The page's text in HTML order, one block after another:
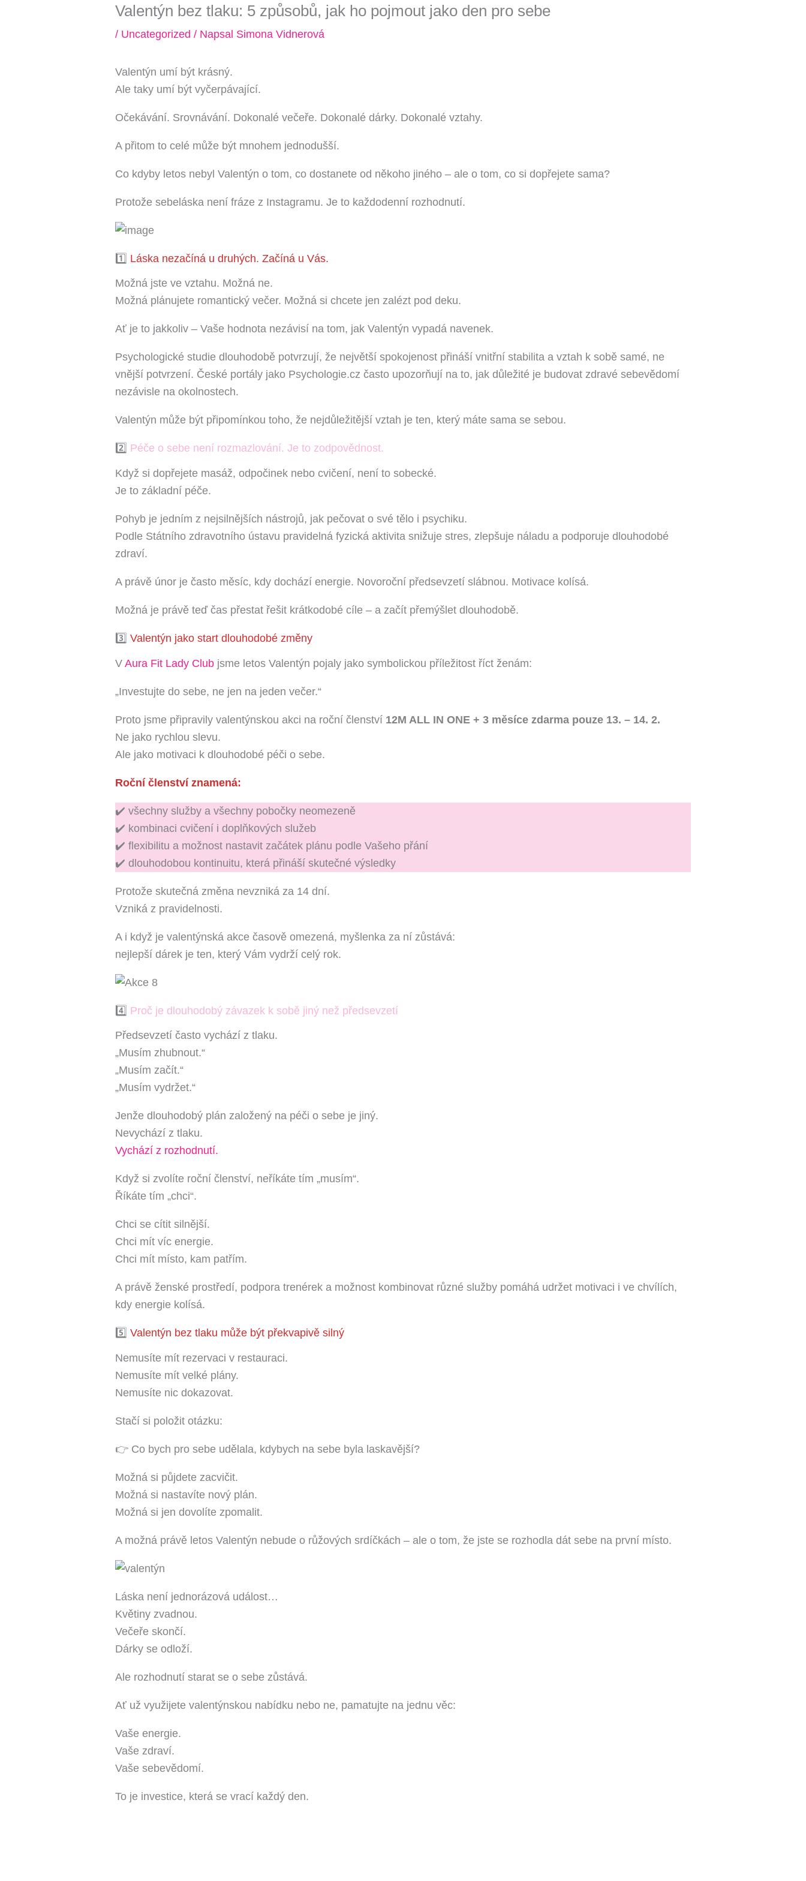
Valentýn bez tlaku: 5 způsobů, jak ho pojmout jako den pro sebe
/Uncategorized/ NapsalSimona Vidnerová
Valentýn umí být krásný.
Ale taky umí být vyčerpávající.
Očekávání. Srovnávání. Dokonalé večeře. Dokonalé dárky. Dokonalé vztahy.
A přitom to celé může být mnohem jednodušší.
Co kdyby letos nebyl Valentýn o tom, co dostanete od někoho jiného – ale o tom, co si dopřejete sama?
Protože sebeláska není fráze z Instagramu. Je to každodenní rozhodnutí.
1️⃣ Láska nezačíná u druhých. Začíná u Vás.
Možná jste ve vztahu. Možná ne.
Možná plánujete romantický večer. Možná si chcete jen zalézt pod deku.
Ať je to jakkoliv – Vaše hodnota nezávisí na tom, jak Valentýn vypadá navenek.
Psychologické studie dlouhodobě potvrzují, že největší spokojenost přináší vnitřní stabilita a vztah k sobě samé, ne
vnější potvrzení. České portály jako Psychologie.cz často upozorňují na to, jak důležité je budovat zdravé sebevědomí
nezávisle na okolnostech.
Valentýn může být připomínkou toho, že nejdůležitější vztah je ten, který máte sama se sebou.
2️⃣ Péče o sebe není rozmazlování. Je to zodpovědnost.
Když si dopřejete masáž, odpočinek nebo cvičení, není to sobecké.
Je to základní péče.
Pohyb je jedním z nejsilnějších nástrojů, jak pečovat o své tělo i psychiku.
Podle Státního zdravotního ústavu pravidelná fyzická aktivita snižuje stres, zlepšuje náladu a podporuje dlouhodobé
zdraví.
A právě únor je často měsíc, kdy dochází energie. Novoroční předsevzetí slábnou. Motivace kolísá.
Možná je právě teď čas přestat řešit krátkodobé cíle – a začít přemýšlet dlouhodobě.
3️⃣ Valentýn jako start dlouhodobé změny
VAura Fit Lady Clubjsme letos Valentýn pojaly jako symbolickou příležitost říct ženám:
„Investujte do sebe, ne jen na jeden večer.“
Proto jsme připravily valentýnskou akci na roční členství12M ALL IN ONE + 3 měsíce zdarma pouze 13. – 14. 2.
Ne jako rychlou slevu.
Ale jako motivaci k dlouhodobé péči o sebe.
Roční členství znamená:
✔️ všechny služby a všechny pobočky neomezeně
✔️ kombinaci cvičení i doplňkových služeb
✔️ flexibilitu a možnost nastavit začátek plánu podle Vašeho přání
✔️ dlouhodobou kontinuitu, která přináší skutečné výsledky
Protože skutečná změna nevzniká za 14 dní.
Vzniká z pravidelnosti.
A i když je valentýnská akce časově omezená, myšlenka za ní zůstává:
nejlepší dárek je ten, který Vám vydrží celý rok.
4️⃣ Proč je dlouhodobý závazek k sobě jiný než předsevzetí
Předsevzetí často vychází z tlaku.
„Musím zhubnout.“
„Musím začít.“
„Musím vydržet.“
Jenže dlouhodobý plán založený na péči o sebe je jiný.
Nevychází z tlaku.
Vychází z rozhodnutí.
Když si zvolíte roční členství, neříkáte tím „musím“.
Říkáte tím „chci“.
Chci se cítit silnější.
Chci mít víc energie.
Chci mít místo, kam patřím.
A právě ženské prostředí, podpora trenérek a možnost kombinovat různé služby pomáhá udržet motivaci i ve chvílích,
kdy energie kolísá.
5️⃣ Valentýn bez tlaku může být překvapivě silný
Nemusíte mít rezervaci v restauraci.
Nemusíte mít velké plány.
Nemusíte nic dokazovat.
Stačí si položit otázku:
👉 Co bych pro sebe udělala, kdybych na sebe byla laskavější?
Možná si půjdete zacvičit.
Možná si nastavíte nový plán.
Možná si jen dovolíte zpomalit.
A možná právě letos Valentýn nebude o růžových srdíčkách – ale o tom, že jste se rozhodla dát sebe na první místo.
Láska není jednorázová událost…
Květiny zvadnou.
Večeře skončí.
Dárky se odloží.
Ale rozhodnutí starat se o sebe zůstává.
Ať už využijete valentýnskou nabídku nebo ne, pamatujte na jednu věc:
Vaše energie.
Vaše zdraví.
Vaše sebevědomí.
To je investice, která se vrací každý den.
Kde bude Váš zkušební trénink?*
P4 Pankrác/Budějovická
P10 Strašnická
Kralupy nad Vltavou
P11 Chodov (metro C) - OD 10.8. 2026
Souhlas sezpracováním osobních údajů. Údaje jsou v bezpečí, neposíláme spam.
ODESLAT